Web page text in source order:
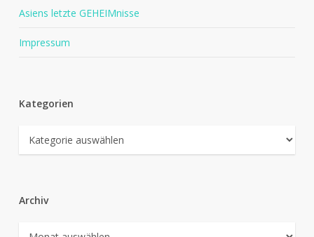
Asiens letzte GEHEIMnisse
Impressum
Kategorien
Archiv